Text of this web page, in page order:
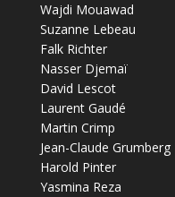
Wajdi Mouawad
Suzanne Lebeau
Falk Richter
Nasser Djemaï
David Lescot
Laurent Gaudé
Martin Crimp
Jean-Claude Grumberg
Harold Pinter
Yasmina Reza